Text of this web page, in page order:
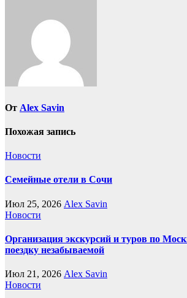
От Alex Savin
Похожая запись
Новости
Семейные отели в Сочи
Июл 25, 2026 Alex Savin
Новости
Организация экскурсий и туров по
поездку незабываемой
Июл 21, 2026 Alex Savin
Новости